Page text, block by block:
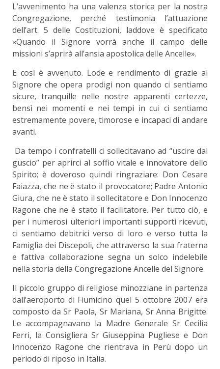
L’avvenimento ha una valenza storica per la nostra
Congregazione, perché testimonia l’attuazione
dell’art. 5 delle Costituzioni, laddove è specificato
«Quando il Signore vorrà anche il campo delle
missioni s’aprirà all’ansia apostolica delle Ancelle».
E così è avvenuto. Lode e rendimento di grazie al
Signore che opera prodigi non quando ci sentiamo
sicure, tranquille nelle nostre apparenti certezze,
bensì nei momenti e nei tempi in cui ci sentiamo
estremamente povere, timorose e incapaci di andare
avanti.
Da tempo i confratelli ci sollecitavano ad “uscire dal
guscio” per aprirci al soffio vitale e innovatore dello
Spirito; è doveroso quindi ringraziare: Don Cesare
Faiazza, che ne è stato il provocatore; Padre Antonio
Giura, che ne è stato il sollecitatore e Don Innocenzo
Ragone che ne è stato il facilitatore. Per tutto ciò, e
per i numerosi ulteriori importanti supporti ricevuti,
ci sentiamo debitrici verso di loro e verso tutta la
Famiglia dei Discepoli, che attraverso la sua fraterna
e fattiva collaborazione segna un solco indelebile
nella storia della Congregazione Ancelle del Signore.
Il piccolo gruppo di religiose minozziane in partenza
dall’aeroporto di Fiumicino quel 5 ottobre 2007 era
composto da Sr Paola, Sr Mariana, Sr Anna Brigitte.
Le accompagnavano la Madre Generale Sr Cecilia
Ferri, la Consigliera Sr Giuseppina Pugliese e Don
Innocenzo Ragone che rientrava in Perù dopo un
periodo di riposo in Italia.